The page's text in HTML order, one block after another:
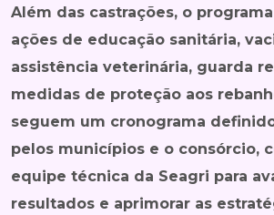
Além das castrações, o
ações de educação sanitária,
assistência veterinária, guarda
medidas de proteção aos
seguem um cronograma
pelos municípios e o consórcio,
equipe técnica da Seagri para
resultados e aprimorar as